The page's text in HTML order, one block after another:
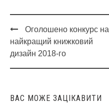
Post
navigation
Оголошено конкурс на
найкращий книжковий
дизайн 2018-го
ВАС МОЖЕ ЗАЦІКАВИТИ